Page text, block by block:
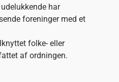
har
foreninger med et
folke- eller
af ordningen.